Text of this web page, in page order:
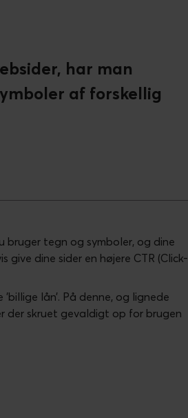
har man
af forskellig
bruger tegn og symboler, og dine
give dine sider en højere CTR (Click-
lån’. På denne, og lignede
der skruet gevaldigt op for brugen